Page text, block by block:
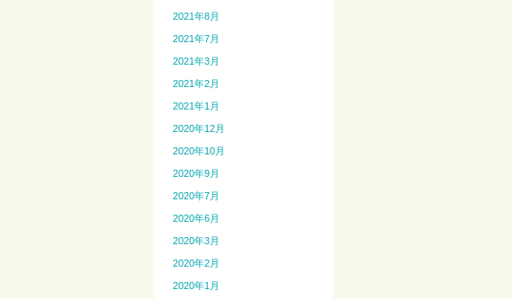
2021年8月
2021年7月
2021年3月
2021年2月
2021年1月
2020年12月
2020年10月
2020年9月
2020年7月
2020年6月
2020年3月
2020年2月
2020年1月